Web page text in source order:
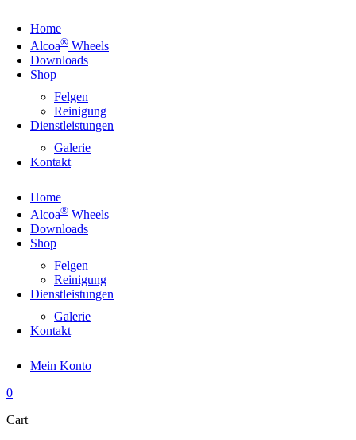
Home
Alcoa® Wheels
Downloads
Shop
Felgen
Reinigung
Dienstleistungen
Galerie
Kontakt
Home
Alcoa® Wheels
Downloads
Shop
Felgen
Reinigung
Dienstleistungen
Galerie
Kontakt
Mein Konto
0
Cart